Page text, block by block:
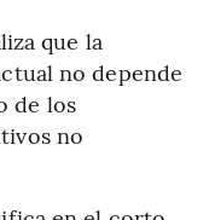
que la
no depende
de los
no